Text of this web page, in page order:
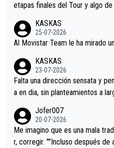
etapas finales del Tour y algo
KASKAS
25-07-2026
Al Movistar Team le ha mirado
KASKAS
23-07-2026
Falta una dirección sensata y
a en dia, sin planteamientos a
Minguez, Velez etc etc.Me da
tristes sin victorias.
Jofer007
20-07-2026
Me imagino que es una mala
r, corregir. ""Incluso después de